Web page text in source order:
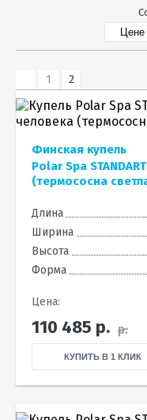
1 2
Финская купель
Polar Spa
(термососна
Длина
Ширина
Высота
Форма
Цена:
110 485 р. р.
КУПИТЬ В 1 КЛИК